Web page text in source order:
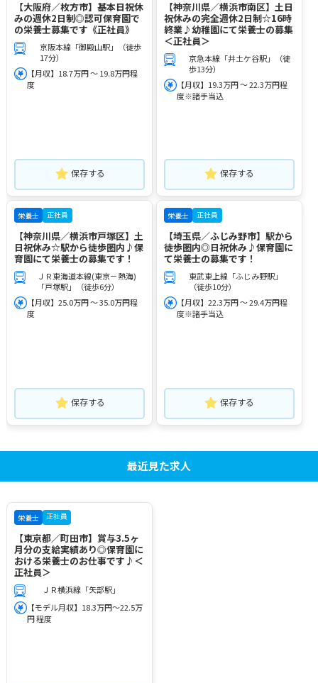
【大阪府／枚方市】基本日祝休
みの週休2日制◎認可保育園で
の栄養士募集です《正社員》
京阪本線「御殿山駅」（徒歩
17分）
【月収】18.7万円 ～ 19.8万円程
度
保存する
【神奈川県／横浜市南区】土日
祝休みの完全週休2日制☆16時
終業♪幼稚園にて栄養士の募集
＜正社員＞
京急本線「井土ケ谷駅」（徒
歩13分）
【月収】19.3万円 ～ 22.3万円程
度※諸手当込
保存する
栄養士 正社員
【神奈川県／横浜市戸塚区】土
日祝休み☆駅から徒歩圏内♪保
育園にて栄養士の募集です！
ＪＲ東海道本線(東京－熱海)
「戸塚駅」（徒歩6分）
【月収】25.0万円 ～ 35.0万円程
度
保存する
栄養士 正社員
【埼玉県／ふじみ野市】駅から
徒歩圏内◎日祝休み♪保育園に
て栄養士の募集です！
東武東上線「ふじみ野駅」
（徒歩10分）
【月収】22.3万円 ～ 29.4万円程
度※諸手当込
保存する
最近見た求人
栄養士 正社員
【東京都／町田市】賞与3.5ヶ
月分の支給実績あり◎保育園に
おける栄養士のお仕事です♪＜
正社員＞
ＪＲ横浜線「矢部駅」
【モデル月収】18.3万円～22.5万
円 程度